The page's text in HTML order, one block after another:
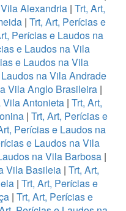
Alexandria| Trt, Art,
| Trt, Art, Perícias e
Perícias e Laudos na
e Laudos na Vila
e Laudos na Vila
na Vila Andrade
Vila Anglo Brasileira |
Vila Antonieta | Trt, Art,
| Trt, Art, Perícias e
Perícias e Laudos na
e Laudos na Vila
na Vila Barbosa|
Vila Basileia | Trt, Art,
| Trt, Art, Perícias e
| Trt, Art, Perícias e